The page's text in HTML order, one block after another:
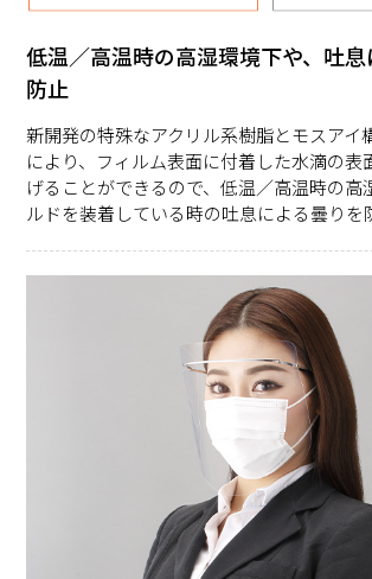
低温／高温時の高湿環境下や、吐
防止
新開発の特殊なアクリル系樹脂とモスアイ
により、フィルム表面に付着した水滴の表
げることができるので、低温／高温時の高
ルドを装着している時の吐息による曇りを